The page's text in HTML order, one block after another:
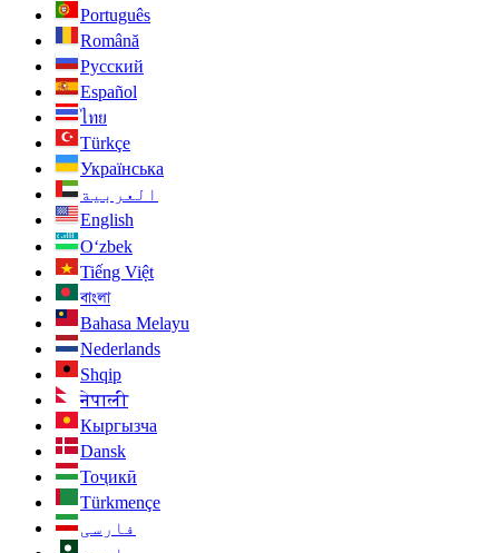
Português
Română
Русский
Español
ไทย
Türkçe
Українська
العربية
English
O‘zbek
Tiếng Việt
বাংলা
Bahasa Melayu
Nederlands
Shqip
नेपाली
Кыргызча
Dansk
Тоҷикӣ
Türkmençe
فارسی